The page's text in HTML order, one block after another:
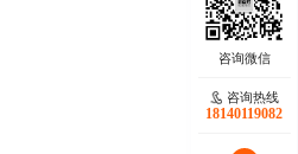
咨询热线
18140119082